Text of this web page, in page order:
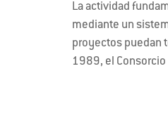
La actividad
mediante un
proyectos puedan
1989, el